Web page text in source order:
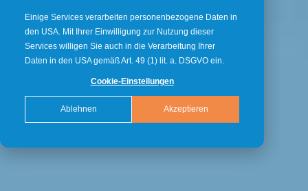
Einige Services verarbeiten personenbezogene Daten in
den USA. Mit Ihrer Einwilligung zur Nutzung dieser
Services willigen Sie auch in die Verarbeitung Ihrer
Daten in den USA gemäß Art. 49 (1) lit. a. DSGVO ein.
Cookie-Einstellungen
Akzeptieren
Ablehnen